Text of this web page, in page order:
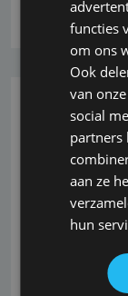
Lees
26-10-2022
SNS
De minister
De
problemen
economie
functies
om ons
Ook
van
social
partners
aan ze
hun